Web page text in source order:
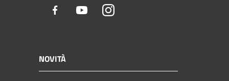
Facebook YoutubeInstagram
NOVITÀ